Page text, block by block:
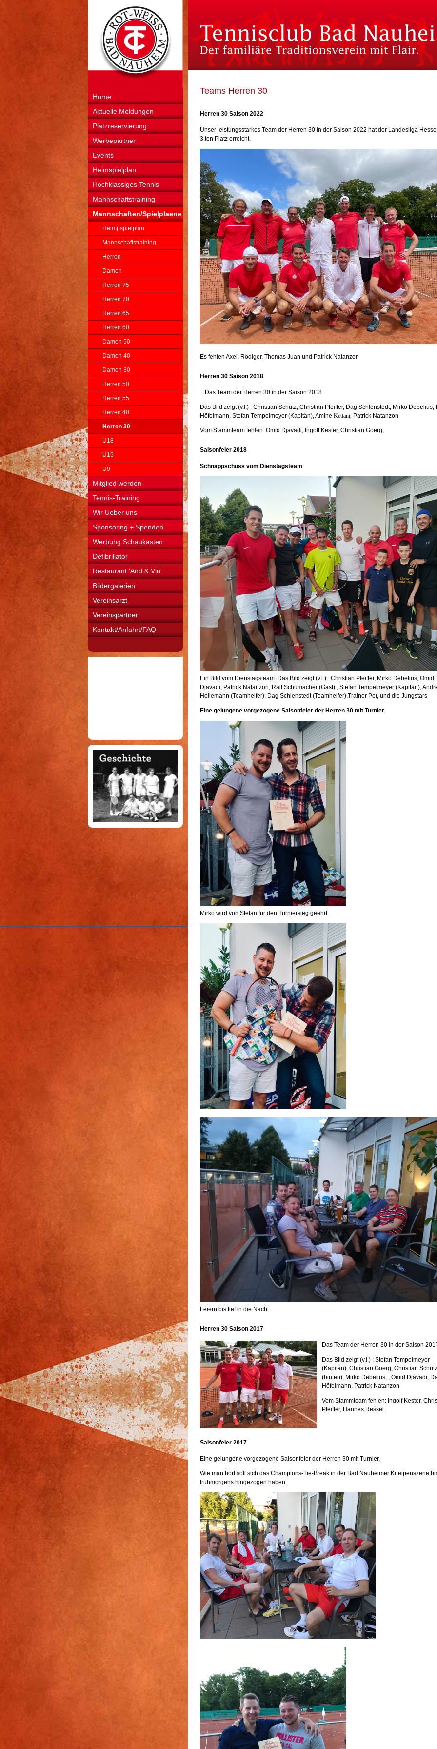
Home
Aktuelle Meldungen
Platzreservierung
Werbepartner
Events
Heimspielplan
Hochklassiges Tennis
Mannschaftstraining
Mannschaften/Spielplaene
Heimpspielplan
Mannschaftstraining
Herren
Damen
Herren 75
Herren 70
Herren 65
Herren 60
Damen 50
Damen 40
Damen 30
Herren 50
Herren 55
Herren 40
Herren 30
U18
U15
U9
Mitglied werden
Tennis-Training
Wir Ueber uns
Sponsoring + Spenden
Werbung Schaukasten
Defibrillator
Restaurant 'And & Vin'
Bildergalerien
Vereinsarzt
Vereinspartner
Kontakt/Anfahrt/FAQ
Teams Herren 30
Herren 30 Saison 2022
Unser leistungsstarkes Team der Herren 30 in der Saison 2022 hat der Landesliga
3.ten Platz erreicht.
Es fehlen Axel. Rödiger, Thomas Juan und Patrick Natanzon
Herren 30 Saison 2018
Das Team der Herren 30 in der Saison 2018
Das Bild zeigt (v.l.) : Christian Schütz, Christian Pfeiffer, Dag Schlenstedt, Mirko Debelius,
Höfelmann, Stefan Tempelmeyer (Kapitän), Amine Kettani, Patrick Natanzon
Vom Stammteam fehlen: Omid Djavadi, Ingolf Kester, Christian Goerg,
Saisonfeier 2018
Schnappschuss vom Dienstagsteam
Ein Bild vom Dienstagsteam: Das Bild zeigt (v.l.) : Christian Pfeiffer, Mirko Debelius, Omid
Djavadi, Patrick Natanzon, Ralf Schumacher (Gast) , Stefan Tempelmeyer (Kapitän),
Heilemann (Teamhelfer), Dag Schlenstedt (Teamhelfer),Trainer Per, und die Jungstars
Eine gelungene vorgezogene Saisonfeier der Herren 30 mit Turnier.
Mirko wird von Stefan für den Turniersieg geehrt.
Feiern bis tief in die Nacht
Herren 30 Saison 2017
Das Team der Herren 30 in der Saison
Das Bild zeigt (v.l.) : Stefan Tempelmeyer
(Kapitän), Christian Goerg, Christian Schütz
(hinten), Mirko Debelius, , Omid Djavadi,
Höfelmann, Patrick Natanzon
Vom Stammteam fehlen: Ingolf Kester,
Pfeiffer, Hannes Ressel
Saisonfeier 2017
Eine gelungene vorgezogene Saisonfeier der Herren 30 mit Turnier.
Wie man hört soll sich das Champions-Tie-Break in der Bad Nauheimer Kneipenszene
frühmorgens hingezogen haben.